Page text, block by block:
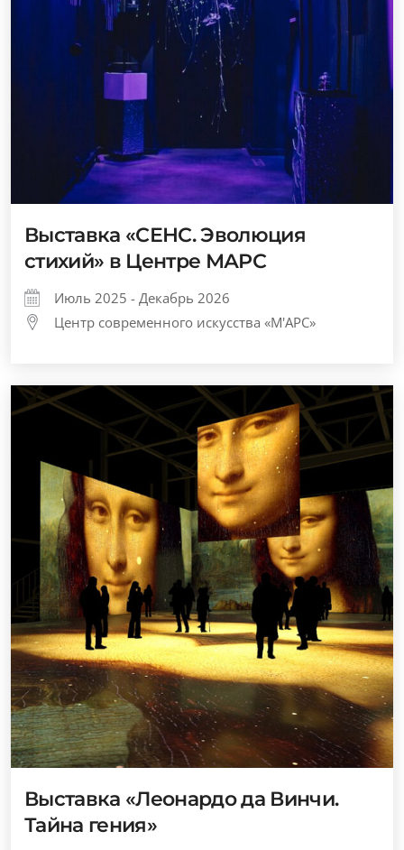
Выставка «СЕНС. Эволюция
стихий» в Центре МАРС
Июль 2025 - Декабрь 2026
Центр современного искусства «М'АРС»
Выставка «Леонардо да Винчи.
Тайна гения»